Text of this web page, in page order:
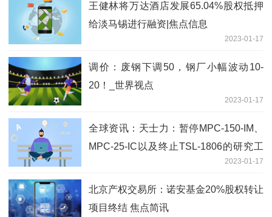
王健林将万达酒店发展65.04%股权抵押
给淡马锡进行融资|焦点信息
2023-01-17
调价：废钢下调50，钢厂小幅波动10-
20！_世界视点
2023-01-17
全球资讯：天士力：暂停MPC-150-IM、
MPC-25-IC以及终止TSL-1806的研究工
2023-01-17
北京产权交易所：诺安基金20%股权转让
项目终结 焦点简讯